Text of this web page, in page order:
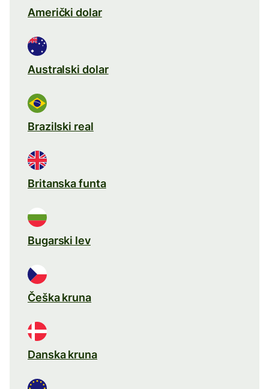
Američki dolar
Australski dolar
Brazilski real
Britanska funta
Bugarski lev
Češka kruna
Danska kruna